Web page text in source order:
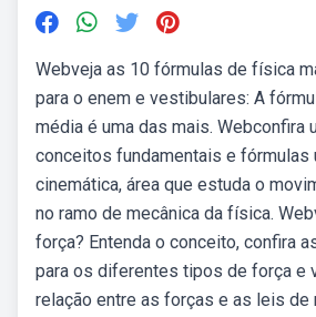
Webveja as 10 fórmulas de física
para o enem e vestibulares: A
média é uma das mais. Webconfira
conceitos fundamentais e fórmulas
cinemática, área que estuda o
no ramo de mecânica da física.
força? Entenda o conceito, confira
para os diferentes tipos de força e
relação entre as forças e as leis de